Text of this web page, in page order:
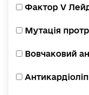
Фактор V
Мутація
Вовчаковий